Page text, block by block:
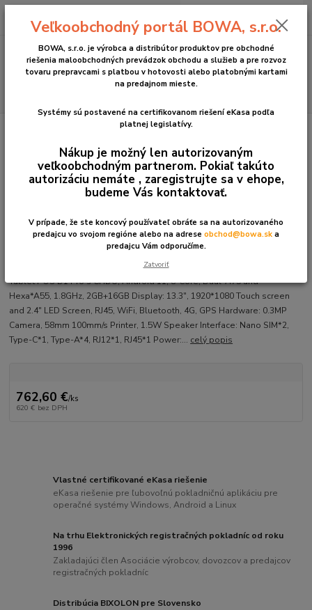
Menu
(Po-Pia, 8:30-17:00 hod.)
za0 €
Tablet POS D1 Pro eKasa
Tablet POS D1 Pro eKasa
Tablet POS D1 Pro s CHDU; Android 11, 8-Core, Dual*A75 and
Hexa*A55, 1.8GHz, 2GB+16GB Display: 13.3", 1920*1080 Touch screen
and 2.4" LED Screen, RJ45, WiFi, Bluetooth, 4G, GPS Hardware: 0.3MP
Camera, 58mm 100mm/s Printer, 1.5W Speaker Interface: Nano SIM*2,
Type-C*1, Type-A*4, RJ12*1, RJ45*1 Power:... celý popis
762,60 €/ks
620 € bez DPH
Vlastné certifikované eKasa riešenie
eKasa riešenie pre ľubovoľnú pokladničnú aplikáciu pre
operačné systémy Windows, Android a Linux
Na trhu Elektronických registračných pokladníc od roku
1996
Zakladajúci člen Asociácie výrobcov, dovozcov a predajcov
registračných pokladníc
Distribúcia BIXOLON pre Slovensko
Veľkoobchodný portál BOWA, s.r.o.
BOWA, s.r.o. je výrobca a distribútor produktov pre obchodné
riešenia maloobchodných prevádzok obchodu a služieb a pre rozvoz
tovaru prepravcami s platbou v hotovosti alebo platobnými kartami
na predajnom mieste.
Systémy sú postavené na certifikovanom riešení eKasa podľa
platnej legislatívy.
Nákup je možný len autorizovaným
veľkoobchodným partnerom. Pokiaľ takúto
autorizáciu nemáte , zaregistrujte sa v ehope,
budeme Vás kontaktovať.
V prípade, že ste koncový používateľ obráťe sa na autorizovaného
predajcu vo svojom regióne alebo na adrese obchod@bowa.sk a
predajcu Vám odporučíme.
Zatvoriť